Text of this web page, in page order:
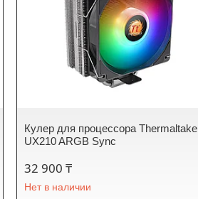
Кулер для процессора Thermaltake
UX210 ARGB Sync
32 900 ₸
Нет в наличии